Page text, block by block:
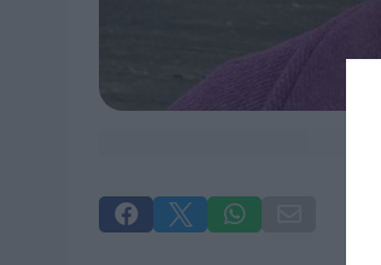
  